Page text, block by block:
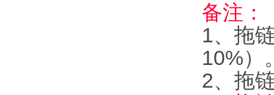
备注：
1、拖
10%）
2、拖